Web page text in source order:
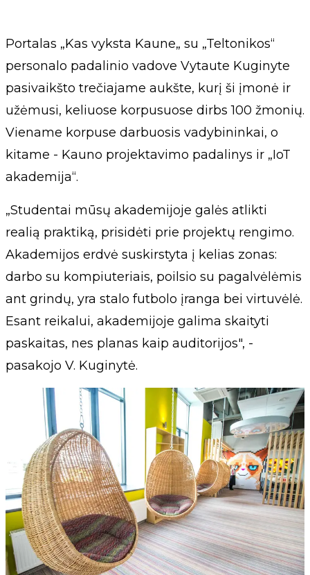
Portalas „Kas vyksta Kaune„ su „Teltonikos“
personalo padalinio vadove Vytaute Kuginyte
pasivaikšto trečiajame aukšte, kurį ši įmonė ir
užėmusi, keliuose korpusuose dirbs 100 žmonių.
Viename korpuse darbuosis vadybininkai, o
kitame - Kauno projektavimo padalinys ir „IoT
akademija“.
„Studentai mūsų akademijoje galės atlikti
realią praktiką, prisidėti prie projektų rengimo.
Akademijos erdvė suskirstyta į kelias zonas:
darbo su kompiuteriais, poilsio su pagalvėlėmis
ant grindų, yra stalo futbolo įranga bei virtuvėlė.
Esant reikalui, akademijoje galima skaityti
paskaitas, nes planas kaip auditorijos", -
pasakojo V. Kuginytė.